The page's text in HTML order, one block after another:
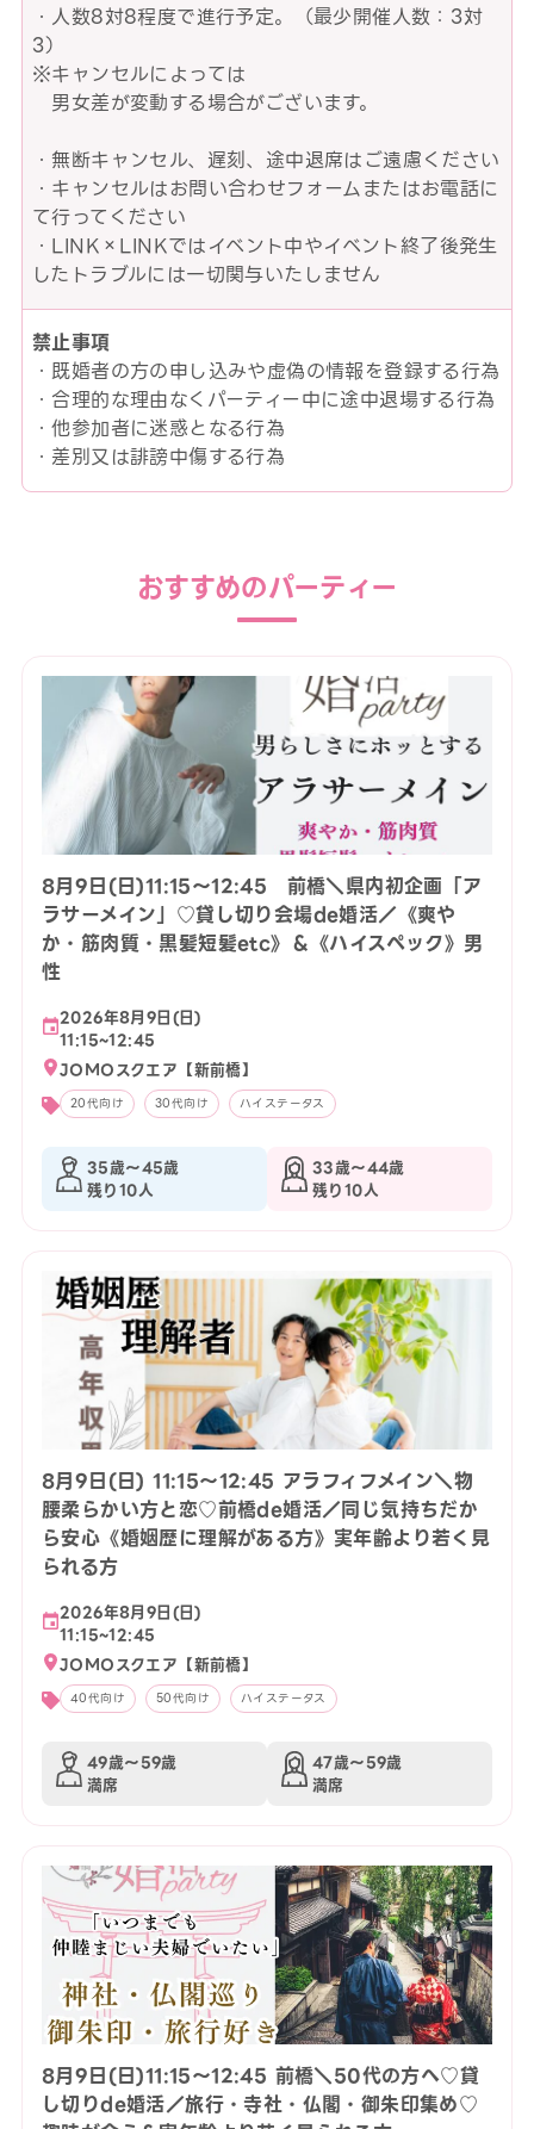
・人数8対8程度で進行予定。（最少開催人数：3対
3）
※キャンセルによっては
男女差が変動する場合がございます。
・無断キャンセル、遅刻、途中退席はご遠慮ください
・キャンセルはお問い合わせフォームまたはお電話に
て行ってください
・LINK×LINKではイベント中やイベント終了後発生
したトラブルには一切関与いたしません
禁止事項
・既婚者の方の申し込みや虚偽の情報を登録する行為
・合理的な理由なくパーティー中に途中退場する行為
・他参加者に迷惑となる行為
・差別又は誹謗中傷する行為
おすすめのパーティー
8月9日(日)11:15〜12:45 前橋＼県内初企画「ア
ラサーメイン」♡貸し切り会場de婚活／《爽や
か・筋肉質・黒髪短髪etc》＆《ハイスペック》男
性
2026年8月9日(日)
11:15~12:45
JOMOスクエア【新前橋】
20代向け 30代向け ハイステータス
35歳〜45歳
残り10人
33歳〜44歳
残り10人
8月9日(日) 11:15〜12:45 アラフィフメイン＼物
腰柔らかい方と恋♡前橋de婚活／同じ気持ちだか
ら安心《婚姻歴に理解がある方》実年齢より若く見
られる方
2026年8月9日(日)
11:15~12:45
JOMOスクエア【新前橋】
40代向け 50代向け ハイステータス
49歳〜59歳
満席
47歳〜59歳
満席
8月9日(日)11:15〜12:45 前橋＼50代の方へ♡貸
し切りde婚活／旅行・寺社・仏閣・御朱印集め♡